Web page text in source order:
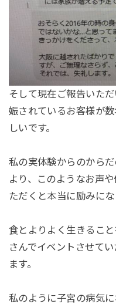
そして現在ご報告いた
娠されているお客様が
しいです。
私の実体験からのから
より、このようなお声
ただくと本当に励みにな
食とよりよく生きるこ
さんでイベントさせて
ます。
私のように子宮の病気